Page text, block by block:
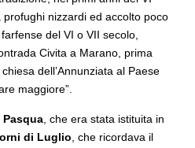
nizzardi ed accolto poco
del VI o VII secolo,
Civita a Marano, prima
dell’Annunziata al Paese
maggiore”.
, che era stata istituita in
di Luglio , che ricordava il